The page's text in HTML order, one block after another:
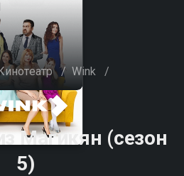
/ Wink /
Магикян (сезон
5)